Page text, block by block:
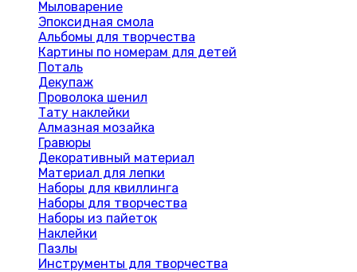
Мыловарение
Эпоксидная смола
Альбомы для творчества
Картины по номерам для детей
Поталь
Декупаж
Проволока шенил
Тату наклейки
Алмазная мозайка
Гравюры
Декоративный материал
Материал для лепки
Наборы для квиллинга
Наборы для творчества
Наборы из пайеток
Наклейки
Пазлы
Инструменты для творчества